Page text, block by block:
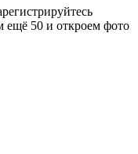
ещё 50 и откроем фото